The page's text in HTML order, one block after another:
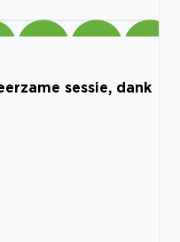
sessie, dank